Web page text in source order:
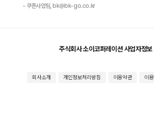
- 쿠폰사업팀, bk@bk-go.co.kr
주식회사 소이코퍼레이션 사업자정보
회사소개 개인정보처리방침 이용약관 이